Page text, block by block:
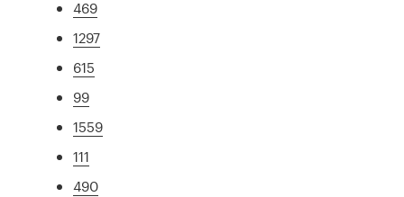
469
1297
615
99
1559
111
490